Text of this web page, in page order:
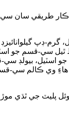
طريقي سان
گرم-ڊپ
سي-قسم جو
اسٽيل، بيولڊ سي-
جي ٿڌي موڙ